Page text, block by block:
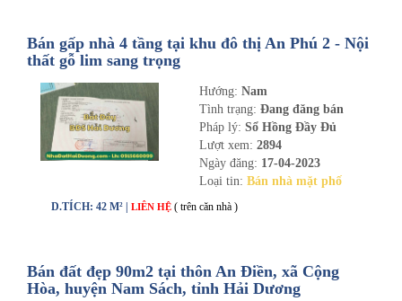
Bán gấp nhà 4 tầng tại khu đô thị An Phú 2 - Nội
thất gỗ lim sang trọng
Hướng: Nam
Tình trạng: Đang đăng bán
Pháp lý: Sổ Hồng Đầy Đủ
Lượt xem: 2894
Ngày đăng: 17-04-2023
Loại tin: Bán nhà mặt phố
D.TÍCH: 42 M² | LIÊN HỆ ( trên căn nhà )
Bán đất đẹp 90m2 tại thôn An Điền, xã Cộng
Hòa, huyện Nam Sách, tỉnh Hải Dương